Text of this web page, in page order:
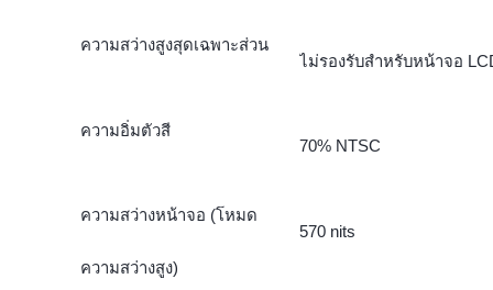
ความสว่างสูงสุดเฉพาะส่วน
ไม่รองรับสำหรับหน้าจอ
ความอิ่มตัวสี
70% NTSC
ความสว่างหน้าจอ (โหมด
ความสว่างสูง)
570 nits